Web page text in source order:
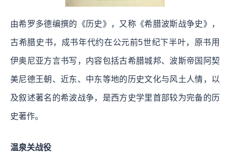
由希罗多德编撰的《历史》，又称《希腊波斯战争史》，
古希腊史书，成书年代约在公元前5世纪下半叶，原书用
伊奥尼亚方言书写，内容包括古希腊城邦、波斯帝国阿契
美尼德王朝、近东、中东等地的历史文化与风土人情，以
及叙述著名的希波战争，是西方史学里首部较为完备的历
史著作。
温泉关战役